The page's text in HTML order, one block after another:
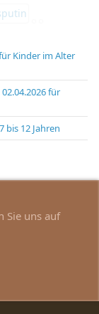
Kinder im Alter
für
bis 12 Jahren
Sie uns auf